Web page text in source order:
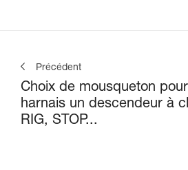
Précédent
Choix de mousqueton
harnais un descendeur à
RIG, STOP...